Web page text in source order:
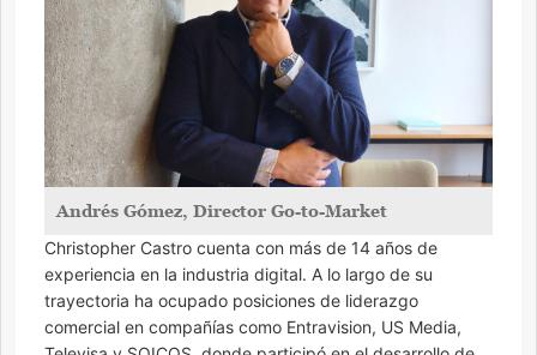
Andrés Gómez, Director Go-to-Market
Christopher Castro cuenta con más de 14 años de
experiencia en la industria digital. A lo largo de su
trayectoria ha ocupado posiciones de liderazgo
comercial en compañías como Entravision, US Media,